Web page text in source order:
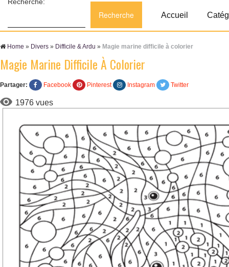
Accueil
Home » Divers » Difficile & Ardu » Magie marine difficile à colorier
Magie Marine Difficile À Colorier
Partager: Facebook Pinterest Instagram Twitter
1976 vues